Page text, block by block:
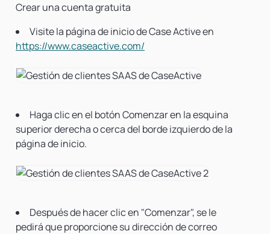
Crear una cuenta gratuita
Visite la página de inicio de Case Active en
https://www.caseactive.com/
Haga clic en el botón Comenzar en la esquina
superior derecha o cerca del borde izquierdo de la
página de inicio.
Después de hacer clic en "Comenzar", se le
pedirá que proporcione su dirección de correo